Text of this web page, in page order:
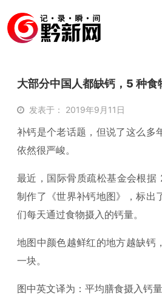
大部分中国人都缺钙，5 种食
发表于： 2019年9月11日
补钙是个老话题，但说了这么多
依然很严峻。
最近，国际骨质疏松基金会根据
制作了《世界补钙地图》，标出
们每天通过食物摄入的钙量。
地图中颜色越鲜红的地方越缺钙
一块。
图中英文译为：平均膳食摄入钙